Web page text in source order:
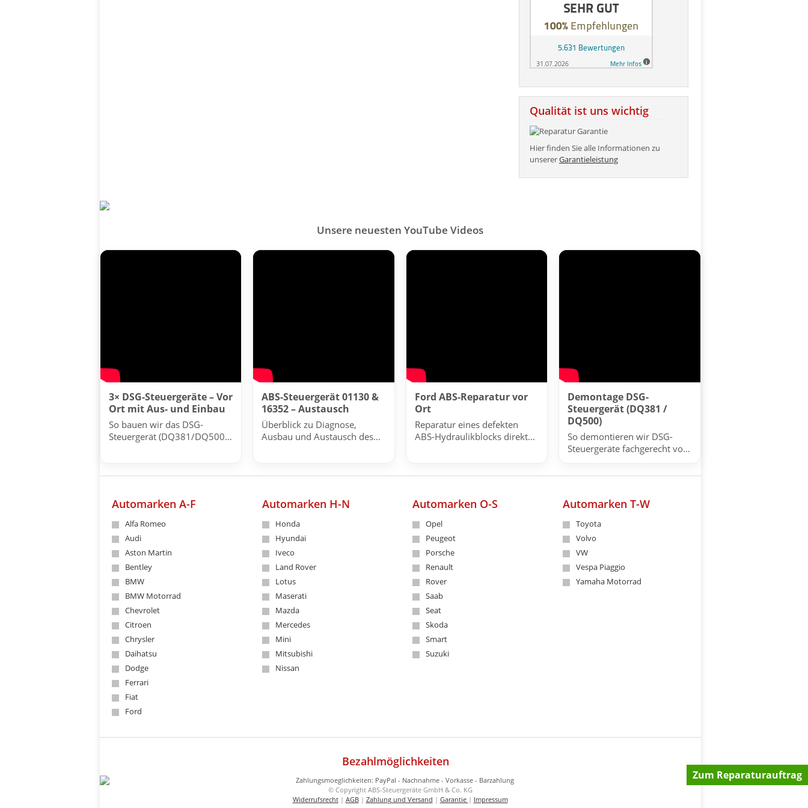
Zum Reparaturauftrag
Qualität ist uns wichtig
Hier finden Sie alle Informationen zu
unsererGarantieleistung
Unsere neuesten YouTube Videos
3× DSG-Steuergeräte – Vor
Ort mit Aus- und Einbau
So bauen wir das DSG-
Steuergerät (DQ381/DQ500)
ein.
ABS-Steuergerät 01130 &
16352 – Austausch
Überblick zu Diagnose,
Ausbau und Austausch des
Ford ABS-Reparatur vor
Ort
Reparatur eines defekten
ABS-Hydraulikblocks direkt
Demontage DSG-
Steuergerät (DQ381 /
DQ500)
So demontieren wir DSG-
Steuergeräte fachgerecht vor
Automarken A-F
Alfa Romeo
Audi
Aston Martin
Bentley
BMW
BMW Motorrad
Chevrolet
Citroen
Chrysler
Daihatsu
Dodge
Ferrari
Fiat
Ford
Automarken H-N
Honda
Hyundai
Iveco
Land Rover
Lotus
Maserati
Mazda
Mercedes
Mini
Mitsubishi
Nissan
Automarken O-S
Opel
Peugeot
Porsche
Renault
Rover
Saab
Seat
Skoda
Smart
Suzuki
Automarken T-W
Toyota
Volvo
VW
Vespa Piaggio
Yamaha Motorrad
Bezahlmöglichkeiten
© Copyright ABS-Steuergeräte GmbH & Co. KG
Widerrufsrecht| AGB| Zahlung und Versand | Garantie | Impressum